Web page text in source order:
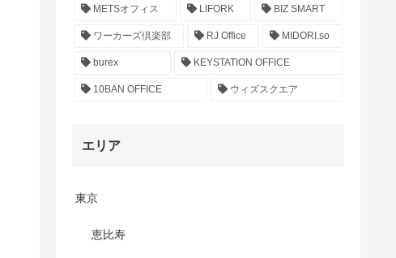
METSオフィス LIFORK BIZ SMART
ワーカーズ倶楽部 RJ Office MIDORI.so
burex KEYSTATION OFFICE
10BAN OFFICE ウィズスクエア
エリア
東京
恵比寿